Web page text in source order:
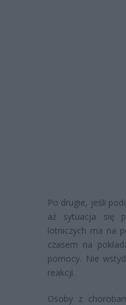
Po drugie, jeśli
aż sytuacja się
lotniczych ma na
czasem na
pomocy. Nie
reakcji.
Osoby z